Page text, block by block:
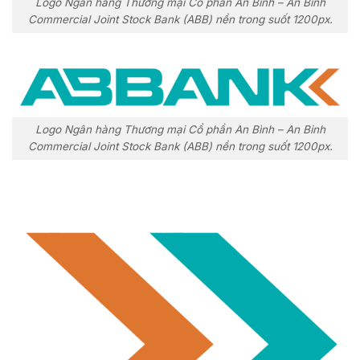
Logo Ngân hàng Thương mại Cổ phần An Bình – An Binh
Commercial Joint Stock Bank (ABB) nền trong suốt 1200px.
Logo Ngân hàng Thương mại Cổ phần An Bình – An Binh
Commercial Joint Stock Bank (ABB) nền trong suốt 1200px.